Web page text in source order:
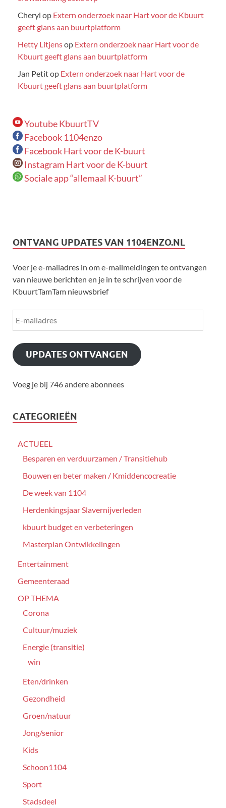
Cheryl op Extern onderzoek naar Hart voor de Kbuurt
geeft glans aan buurtplatform
Hetty Litjensop Extern onderzoek naar Hart voor de
Kbuurt geeft glans aan buurtplatform
Jan Petitop Extern onderzoek naar Hart voor de
Kbuurt geeft glans aan buurtplatform
Youtube KbuurtTV
Facebook 1104enzo
Facebook Hart voor de K-buurt
Instagram Hart voor de K-buurt
Sociale app “allemaal K-buurt”
ONTVANG UPDATES VAN 1104ENZO.NL
Voer je e-mailadres in om e-mailmeldingen te ontvangen
van nieuwe berichten en je in te schrijven voor de
KbuurtTamTam nieuwsbrief
UPDATES ONTVANGEN
Voeg je bij 746 andere abonnees
CATEGORIEËN
ACTUEEL
Besparen en verduurzamen / Transitiehub
Bouwen en beter maken / Kmiddencocreatie
De week van 1104
Herdenkingsjaar Slavernijverleden
kbuurt budget en verbeteringen
Masterplan Ontwikkelingen
Entertainment
Gemeenteraad
OP THEMA
Corona
Cultuur/muziek
Energie (transitie)
win
Eten/drinken
Gezondheid
Groen/natuur
Jong/senior
Kids
Schoon1104
Sport
Stadsdeel